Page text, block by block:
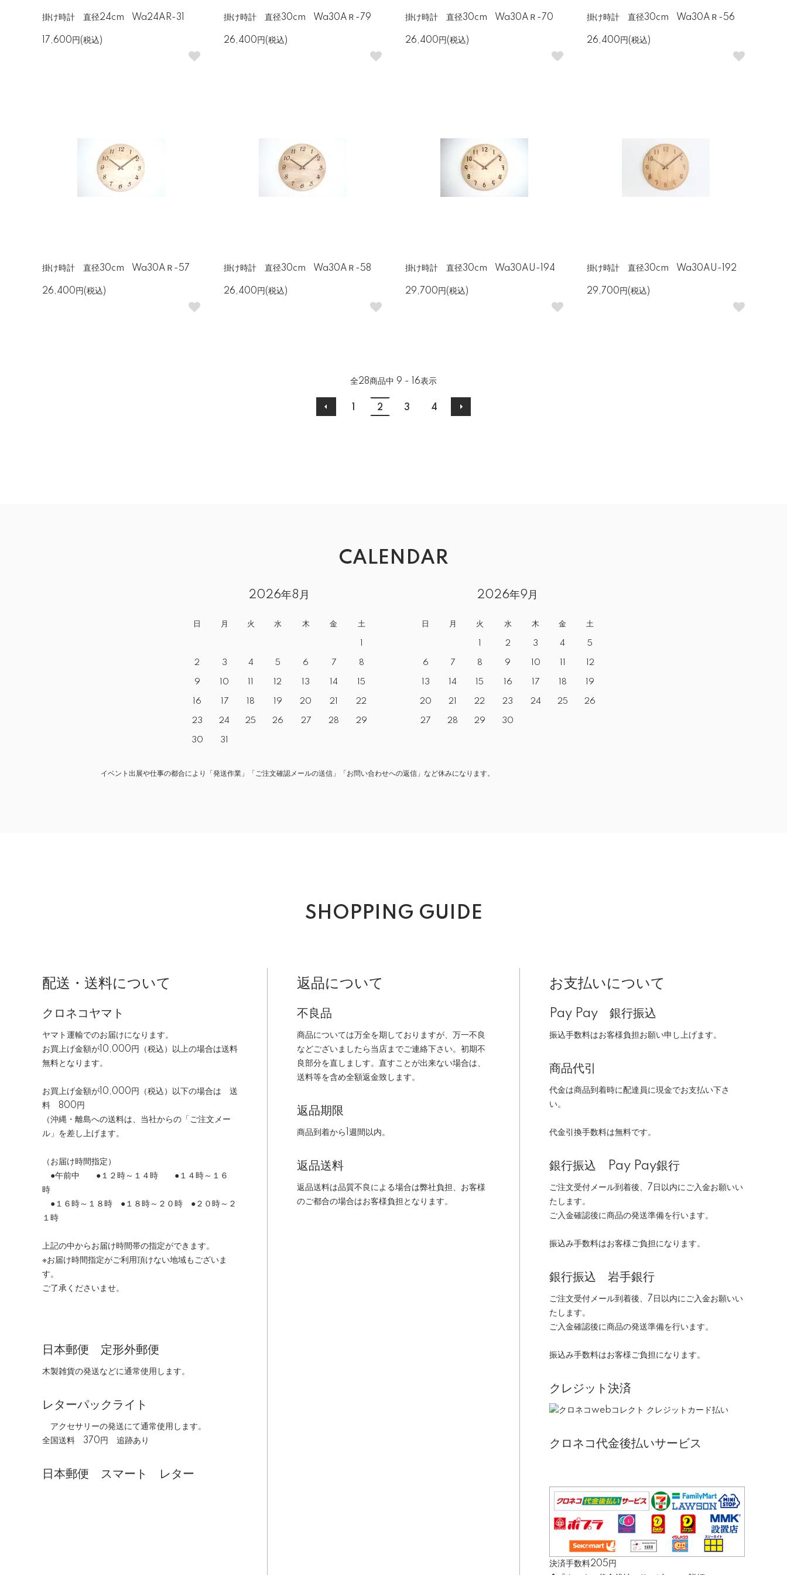
掛け時計 直径24cm Wa24AR-31
17,600円(税込)
掛け時計 直径30cm Wa30AＲ-79
26,400円(税込)
掛け時計 直径30cm Wa30AＲ-70
26,400円(税込)
掛け時計 直径30cm Wa30AＲ-56
26,400円(税込)
掛け時計 直径30cm Wa30AＲ-57
26,400円(税込)
掛け時計 直径30cm Wa30AＲ-58
26,400円(税込)
掛け時計 直径30cm Wa30AU-194
29,700円(税込)
掛け時計 直径30cm Wa30AU-192
29,700円(税込)
全28商品中 9 - 16表示
2 3 4
CALENDAR
2026年8月
日 月 火 水 木 金 土
2 3 4 5 6 7 8
9 10 12 13 14 15
16 17 18 19 20 21 22
23 24 25 26 27 28 29
30 31
2026年9月
日 月 火 水 木 金 土
2 3 4 5
6 7 8 9 10 12
13 14 15 16 17 18 19
20 21 22 23 24 25 26
27 28 29 30
イベント出展や仕事の都合により「発送作業」「ご注文確認メールの送信」「お問い合わせへの返信」など休みになります。
SHOPPING GUIDE
配送・送料について
クロネコヤマト
ヤマト運輸でのお届けになります。
お買上げ金額が10,000円（税込）以上の場合は送料
無料となります。
お買上げ金額が10,000円（税込）以下の場合は 送
料 800円
（沖縄・離島への送料は、当社からの「ご注文メー
ル」を差し上げます。
（お届け時間指定）
●午前中 ●１２時～１４時 ●１４時～１６
時
●１６時～１８時 ●１８時～２０時 ●２０時～２
１時
上記の中からお届け時間帯の指定ができます。
※お届け時間指定がご利用頂けない地域もございま
す。
ご了承くださいませ。
日本郵便 定形外郵便
木製雑貨の発送などに通常使用します。
レターパックライト
アクセサリーの発送にて通常使用します。
全国送料 370円 追跡あり
日本郵便 スマート レター
返品について
不良品
商品については万全を期しておりますが、万一不良
などございましたら当店までご連絡下さい。初期不
良部分を直しましす。直すことが出来ない場合は、
送料等を含め全額返金致します。
返品期限
商品到着から1週間以内。
返品送料
返品送料は品質不良による場合は弊社負担、お客様
のご都合の場合はお客様負担となります。
お支払いについて
Pay Pay 銀行振込
振込手数料はお客様負担お願い申し上げます。
商品代引
代金は商品到着時に配達員に現金でお支払い下さ
い。
代金引換手数料は無料です。
銀行振込 Pay Pay銀行
ご注文受付メール到着後、7日以内にご入金お願いい
たします。
ご入金確認後に商品の発送準備を行います。
振込み手数料はお客様ご負担になります。
銀行振込 岩手銀行
ご注文受付メール到着後、7日以内にご入金お願いい
たします。
ご入金確認後に商品の発送準備を行います。
振込み手数料はお客様ご負担になります。
クレジット決済
クロネコ代金後払いサービス
決済手数料205円